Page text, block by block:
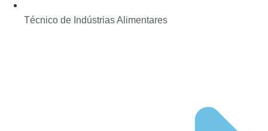
Técnico de Indústrias Alimentares